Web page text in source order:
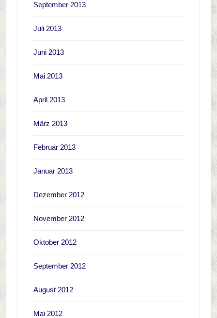
September 2013
Juli 2013
Juni 2013
Mai 2013
April 2013
März 2013
Februar 2013
Januar 2013
Dezember 2012
November 2012
Oktober 2012
September 2012
August 2012
Mai 2012